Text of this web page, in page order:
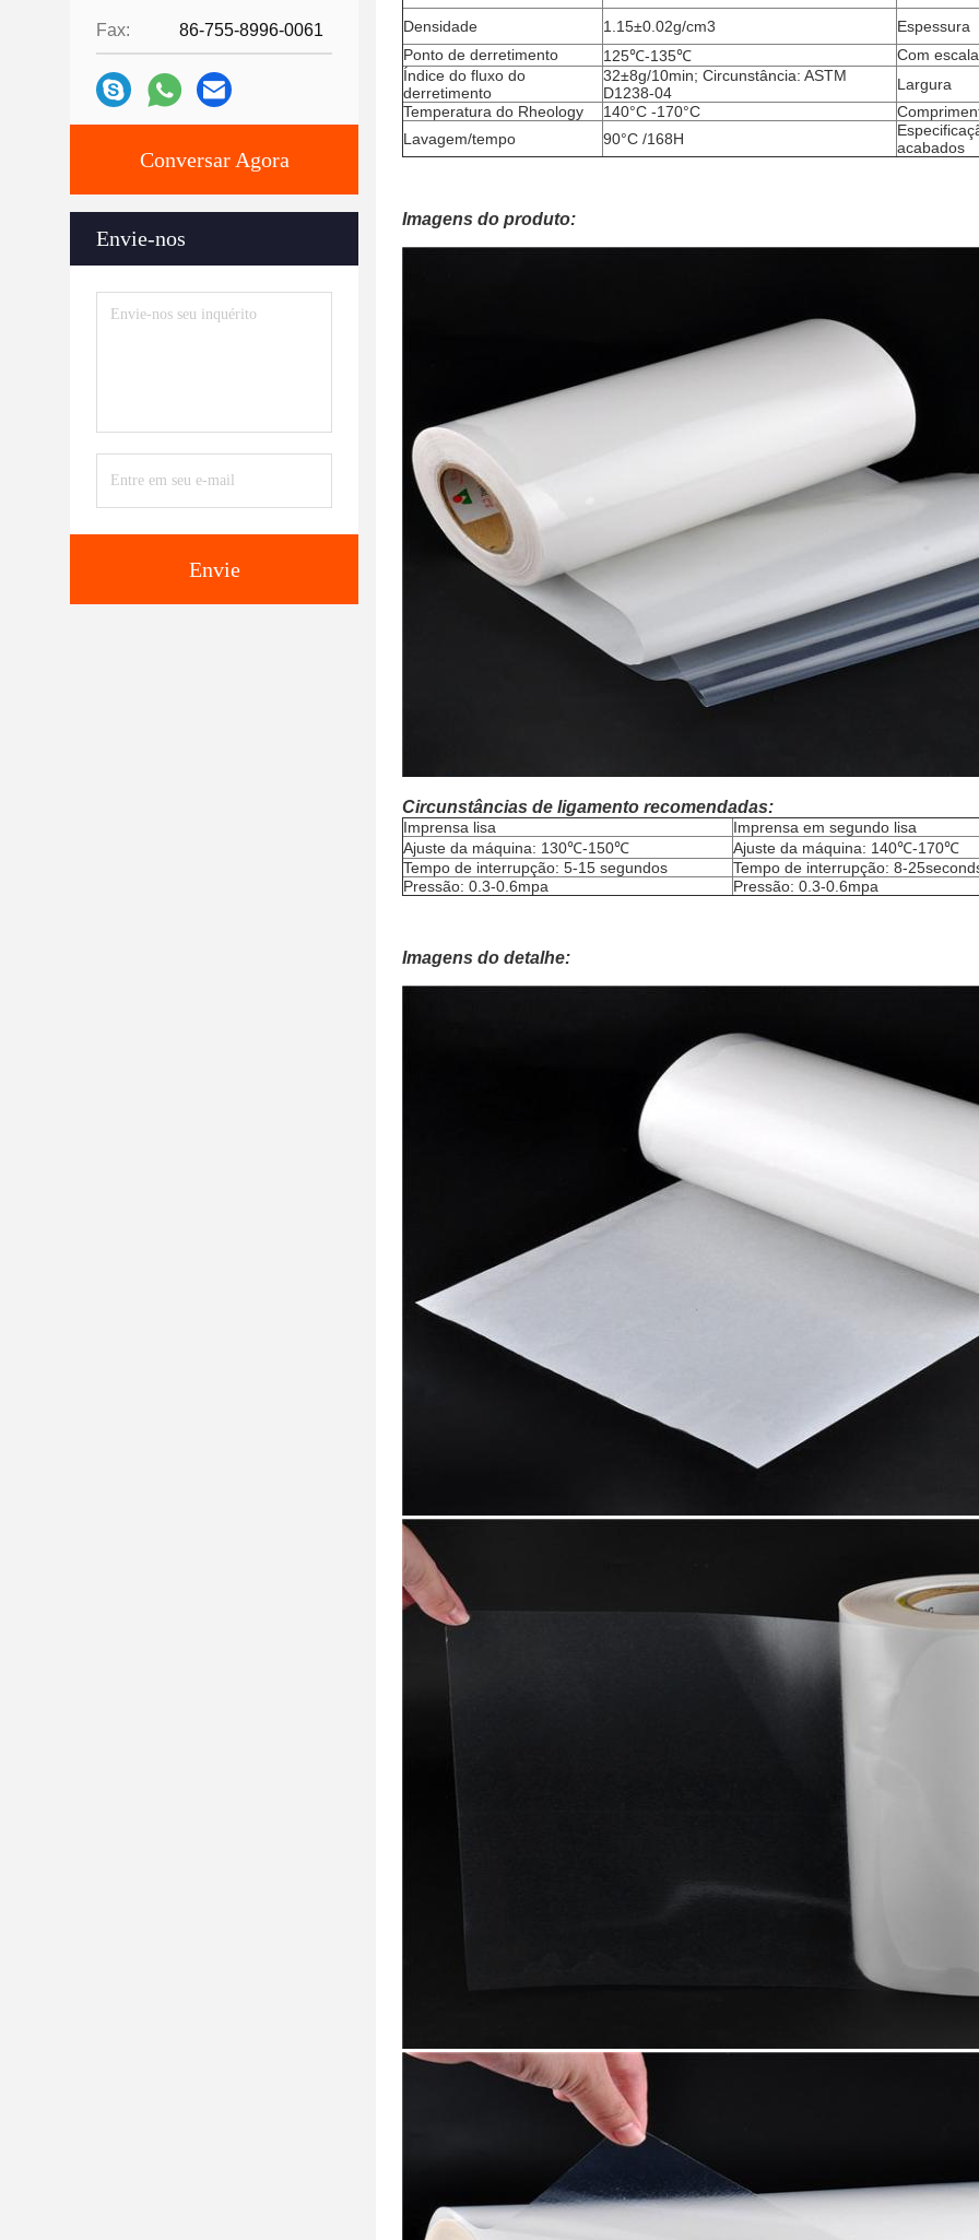
Fax: 86-755-8996-0061
Conversar Agora
Envie-nos
Envie
Densidade 1.15±0.02g/cm3
Espessura
Ponto de derretimento
125℃-135℃
Com escala
Índice do fluxo do
derretimento
32±8g/10min; Circunstância: ASTM
D1238-04
Largura
Temperatura do Rheology
140°C -170°C
Lavagem/tempo
90°C /168H
acabados
Imagens do produto:
Circunstâncias de ligamento recomendadas:
Imprensa lisa
Imprensa em segundo lisa
Ajuste da máquina: 130℃-150℃
Ajuste da máquina: 140℃-170℃
Tempo de interrupção: 5-15 segundos
Tempo de interrupção: 8-
Pressão: 0.3-0.6mpa
Pressão: 0.3-0.6mpa
Imagens do detalhe: